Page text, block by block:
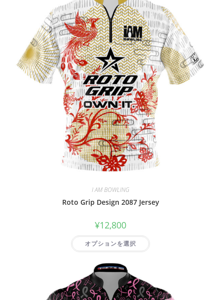
I AM BOWLING
Roto Grip Design 2087 Jersey
¥12,800
オプションを選択